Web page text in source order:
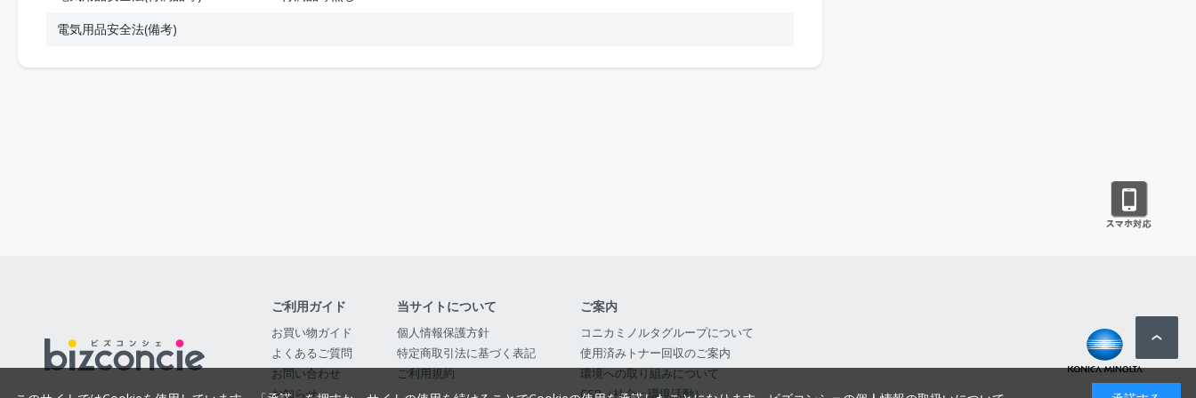
電気用品安全法(備考)
ご利用ガイド
お買い物ガイド
よくあるご質問
お問い合わせ
お知らせ
当サイトについて
個人情報保護方針
特定商取引法に基づく表記
ご利用規約
ご案内
コニカミノルタグループについて
使用済みトナー回収のご案内
環境への取り組みについて
CSR（社会・環境活動）